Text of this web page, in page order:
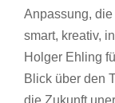
Anpassung, die
smart, kreativ,
Holger Ehling
Blick über den
die Zukunft